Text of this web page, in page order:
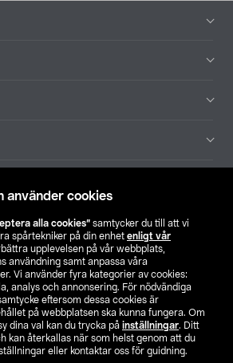
använder cookies
alla cookies” samtycker du till att vi
spårtekniker på din enhet enligt vår
upplevelsen på vår webbplats,
användning samt anpassa våra
Vi använder fyra kategorier av cookies:
analys och annonsering. För nödvändiga
eftersom dessa cookies är
på webbplatsen ska kunna fungera. Om
dina val kan du trycka på inställningar. Ditt
kan återkallas när som helst genom att du
eller kontaktar oss för guidning.
Hitta butik
SE NO FI